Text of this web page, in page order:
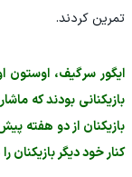
تمرین کردند.
ایگور سرگیف، اوستون
بازیکنانی بودند که
بازیکنان از دو هفته
کنار خود دیگر بازیکنان